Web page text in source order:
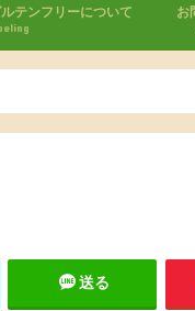
セブンイレブン
ファミリーマート
ローソン
ローソンストア100
テンフリーについて
ー体験 エピペン
気をつ
お
送る